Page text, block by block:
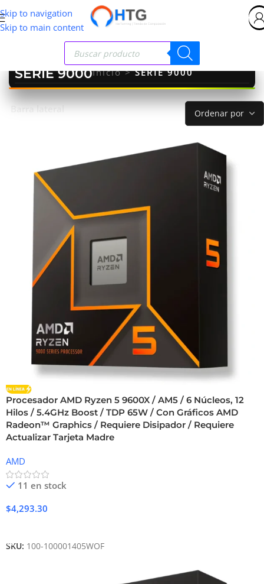
Skip to navigation
Skip to main content
SERIE 9000Inicio>SERIE 9000
Barra lateral
Procesador AMD Ryzen 5 9600X / AM5 / 6 Núcleos, 12
Hilos / 5.4GHz Boost / TDP 65W / Con Gráficos AMD
Radeon™ Graphics / Requiere Disipador / Requiere
Actualizar Tarjeta Madre
AMD
11 en stock
$4,293.30
SKU: 100-100001405WOF